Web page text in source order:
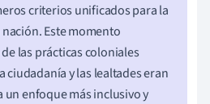
criterios unificados para la
Este momento
las prácticas coloniales
ciudadanía y las lealtades eran
un enfoque más inclusivo y